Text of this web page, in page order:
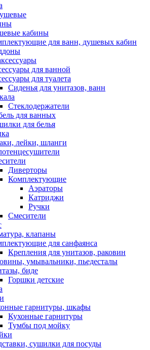
кабины
для ванн, душевых кабин
для ванной
для туалета
Сиденья для унитазов, ванн
Стеклодержатели
для ванных
для белья
лейки, шланги
Диверторы
Комплектующие
Аэраторы
Катриджи
Ручки
Смесители
клапаны
для санфаянса
Крепления для унитазов, раковин
умывальники, пьедесталы
биде
Горшки детские
гарнитуры, шкафы
Кухонные гарнитуры
Тумбы под мойку
сушилки для посуды